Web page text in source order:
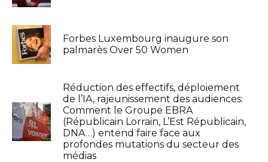
Forbes Luxembourg inaugure son
palmarès Over 50 Women
Réduction des effectifs, déploiement
de l’IA, rajeunissement des audiences:
Comment le Groupe EBRA
(Républicain Lorrain, L’Est Républicain,
DNA…) entend faire face aux
profondes mutations du secteur des
médias